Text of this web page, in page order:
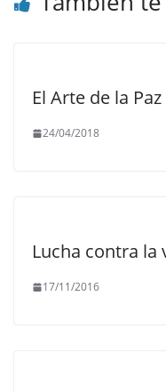
El Arte de la
24/04/2018
Lucha contra la
17/11/2016